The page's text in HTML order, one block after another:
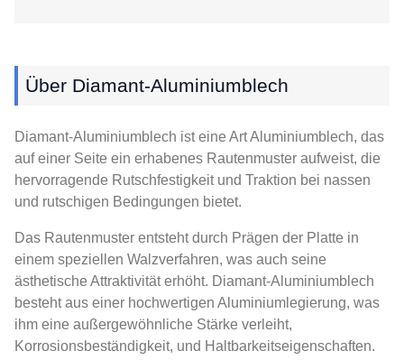
Über Diamant-Aluminiumblech
Diamant-Aluminiumblech ist eine Art Aluminiumblech, das
auf einer Seite ein erhabenes Rautenmuster aufweist, die
hervorragende Rutschfestigkeit und Traktion bei nassen
und rutschigen Bedingungen bietet.
Das Rautenmuster entsteht durch Prägen der Platte in
einem speziellen Walzverfahren, was auch seine
ästhetische Attraktivität erhöht. Diamant-Aluminiumblech
besteht aus einer hochwertigen Aluminiumlegierung, was
ihm eine außergewöhnliche Stärke verleiht,
Korrosionsbeständigkeit, und Haltbarkeitseigenschaften.